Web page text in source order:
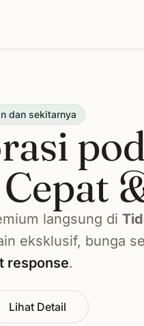
dan sekitarnya
langsung di
eksklusif, bunga
response.
Lihat Detail